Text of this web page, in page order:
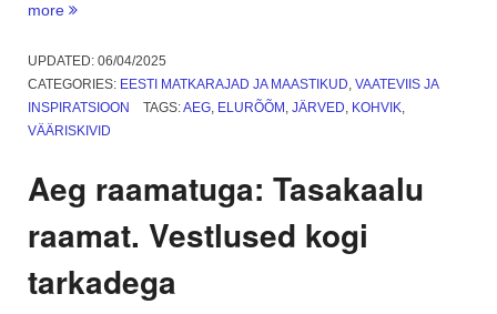
more “Hea
päev:
uus
tiir
ümber
Pühajärve”
UPDATED: 06/04/2025
CATEGORIES: EESTI MATKARAJAD JA MAASTIKUD, VAATEVIIS JA
INSPIRATSIOON
TAGS:AEG, ELURÕÕM, JÄRVED, KOHVIK,
VÄÄRISKIVID
Aeg raamatuga: Tasakaalu
raamat. Vestlused kogi
tarkadega